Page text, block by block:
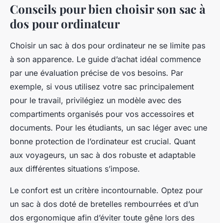
Conseils pour bien choisir son sac à
dos pour ordinateur
Choisir un sac à dos pour ordinateur ne se limite pas
à son apparence. Le guide d’achat idéal commence
par une évaluation précise de vos besoins. Par
exemple, si vous utilisez votre sac principalement
pour le travail, privilégiez un modèle avec des
compartiments organisés pour vos accessoires et
documents. Pour les étudiants, un sac léger avec une
bonne protection de l’ordinateur est crucial. Quant
aux voyageurs, un sac à dos robuste et adaptable
aux différentes situations s’impose.
Le confort est un critère incontournable. Optez pour
un sac à dos doté de bretelles rembourrées et d’un
dos ergonomique afin d’éviter toute gêne lors des